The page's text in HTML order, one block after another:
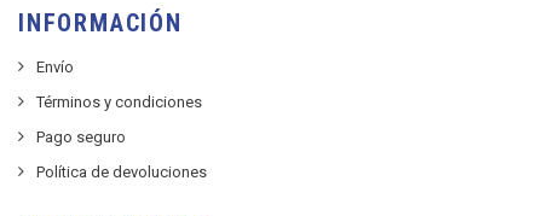
INFORMACIÓN
Envío
Términos y condiciones
Pago seguro
Política de devoluciones